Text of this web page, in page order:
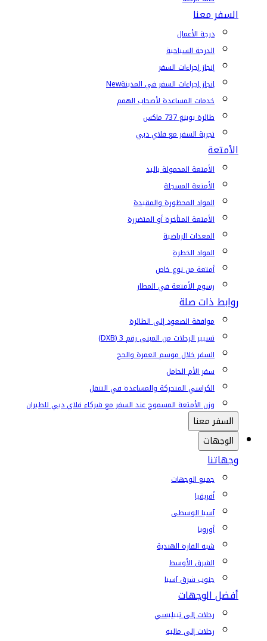
السفر معنا
درجة الأعمال
الدرجة السياحية
إنجاز إجراءات السفر
إنجاز إجراءات السفر في المدينةNew
خدمات المساعدة لأصحاب الهمم
طائرة بوينغ 737 ماكس
تجربة السفر مع فلاي دبي
الأمتعة
الأمتعة المحمولة باليد
الأمتعة المسجلة
المواد المحظورة والمقيدة
الأمتعة المتأخرة أو المتضررة
المعدات الرياضية
المواد الخطرة
أمتعة من نوع خاص
رسوم الأمتعة في المطار
روابط ذات صلة
موافقة الصعود إلى الطائرة
تسيير الرحلات من المبنى رقم 3 (DXB)
السفر خلال موسم العمرة والحج
سفر الأم الحامل
الكراسي المتحركة والمساعدة في التنقل
وزن الأمتعة المسموح عند السفر مع شركاء فلاي دبي للطيران
السفر معنا
الوجهات
وجهاتنا
جميع الوجهات
أفريقيا
آسيا الوسطى
أوروبا
شبه القارة الهندية
الشرق الأوسط
جنوب شرق آسيا
أفضل الوجهات
رحلات إلى تبيليسي
رحلات إلى ماليه